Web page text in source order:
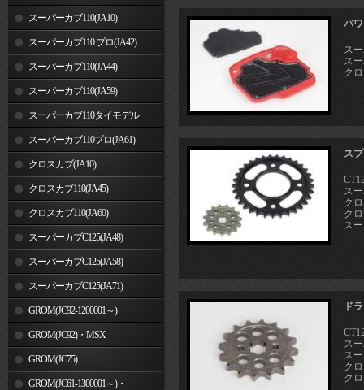
スーパーカブ110(JA10)
スーパーカブ110 プロ(JA42)
スーパーカブ110(JA44)
スーパーカブ110(JA59)
スーパーカブ110タイモデル
(MLHJA56)
スーパーカブ110プロ(JA61)
クロスカブ(JA10)
クロスカブ110(JA45)
クロスカブ110(JA60)
スーパーカブC125(JA48)
スーパーカブC125(JA58)
スーパーカブC125(JA71)
GROM(JC92-1200001～)
GROM(JC92)・MSX
GROM(MLHJC92)
GROM(JC75)
GROM(JC61-1300001～)・
パ
ス
ス
ク
ス
ス
ク
ク
ス
ド
ス
ス
ク
ク